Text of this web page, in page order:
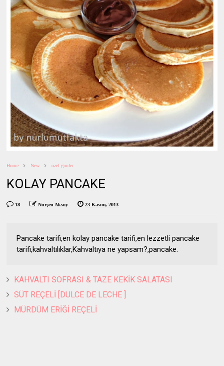
Home New özel günler
KOLAY PANCAKE
18 Nurşen Aksoy 23 Kasım, 2013
Pancake tarifi,en kolay pancake tarifi,en lezzetli pancake
tarifi,kahvaltılıklar,Kahvaltıya ne yapsam?,pancake.
KAHVALTI SOFRASI & TAZE KEKİK SALATASI
SÜT REÇELİ [DULCE DE LECHE ]
MÜRDÜM ERİĞİ REÇELİ